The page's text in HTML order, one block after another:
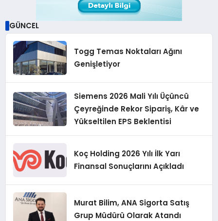
GÜNCEL
Togg Temas Noktaları Ağını
Genişletiyor
Siemens 2026 Mali Yılı Üçüncü
Çeyreğinde Rekor Sipariş, Kâr ve
Yükseltilen EPS Beklentisi
Koç Holding 2026 Yılı İlk Yarı
Finansal Sonuçlarını Açıkladı
Murat Bilim, ANA Sigorta Satış
Grup Müdürü Olarak Atandı